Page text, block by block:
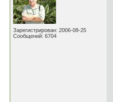
Зарегистрирован: 2006-08-25
Сообщений: 6704